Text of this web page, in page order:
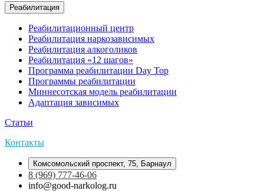
Реабилитация
Реабилитационный центр
Реабилитация наркозависимых
Реабилитация алкоголиков
Реабилитация «12 шагов»
Программа реабилитации Day Top
Программы реабилитации
Миннесотская модель реабилитации
Адаптация зависимых
Статьи
Контакты
Комсомольский проспект, 75, Барнаул
8 (969) 777-46-06
info@good-narkolog.ru